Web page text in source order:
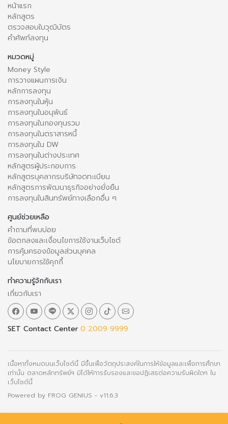
หน้าแรก
หลักสูตร
ตรวจสอบใบวุฒิบัตร
คำศัพท์ลงทุน
หมวดหมู่
Money Style
การวางแผนการเงิน
หลักการลงทุน
การลงทุนในหุ้น
การลงทุนในอนุพันธ์
การลงทุนในกองทุนรวม
การลงทุนในตราสารหนี้
การลงทุนใน DW
การลงทุนในต่างประเทศ
หลักสูตรผู้ประกอบการ
หลักสูตรบุคลากรบริษัทจดทะเบียน
หลักสูตรการพัฒนาธุรกิจอย่างยั่งยืน
การลงทุนในสินทรัพย์ทางเลือกอื่น ๆ
ศูนย์ช่วยเหลือ
คำถามที่พบบ่อย
ข้อตกลงและเงื่อนไขการใช้งานเว็บไซต์
การคุ้มครองข้อมูลส่วนบุคคล
นโยบายการใช้คุกกี้
ทำความรู้จักกับเรา
เกี่ยวกับเรา
SET Contact Center 0 2009 9999
เนื้อหาทั้งหมดบนเว็บไซต์นี้ มีขึ้นเพื่อวัตถุประสงค์ในการให้ข้อมูลและเพื่อการศึกษา
เท่านั้น ตลาดหลักทรัพย์ฯ มิได้ให้การรับรองและขอปฏิเสธต่อความรับผิดใดๆ ใน
เว็บไซต์นี้
Powered by FROG GENIUS - v11.6.3